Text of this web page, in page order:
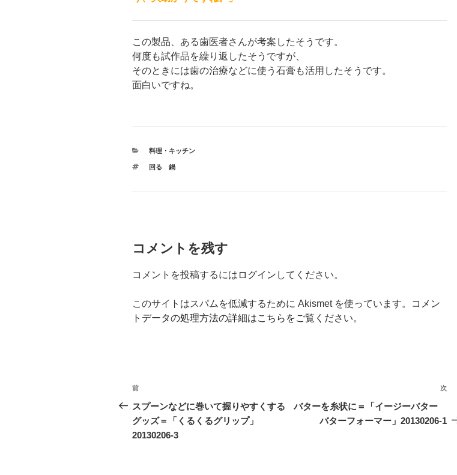
この製品、ある歯医者さんが考案したそうです。
何度も試作品を繰り返したそうですが、
そのときには歯の治療などに使う石膏も活用したそうです。
面白いですね。
カ
ゴ
料理・キッチン
タ
回る 鍋
コメントを残す
コメントを投稿するには ログイン してください。
このサイトはスパムを低減するために Akismet を使っています。
コメン
トデータの処理方法の詳細はこちらをご覧ください。
投
稿
ナ
前
の
投
稿
前
スプーンなどに巻いて握りやすくする
グッズ＝「くるくるグリップ」
20130206-3
次
投
次
バターを糸状に＝「イージーバター
バターフォーマー」20130206-1